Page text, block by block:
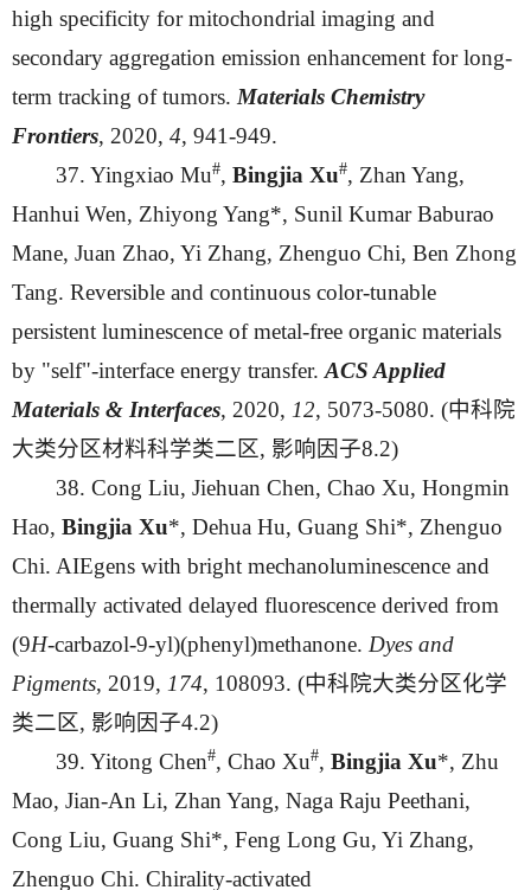
high specificity for mitochondrial imaging and
secondary aggregation emission enhancement for long-
term tracking of tumors. Materials Chemistry
Frontiers, 2020, 4, 941-949.
37. Yingxiao Mu#,Bingjia Xu#, Zhan Yang,
Hanhui Wen, Zhiyong Yang*, Sunil Kumar Baburao
Mane, Juan Zhao, Yi Zhang, Zhenguo Chi, Ben Zhong
Tang. Reversible and continuous color-tunable
persistent luminescence of metal-free organic materials
by "self"-interface energy transfer. ACS Applied
Materials & Interfaces, 2020, 12, 5073-5080. (中科院
大类分区材料科学类二区, 影响因子8.2)
38. Cong Liu, Jiehuan Chen, Chao Xu, Hongmin
Hao, Bingjia Xu*, Dehua Hu, Guang Shi*, Zhenguo
Chi. AIEgens with bright mechanoluminescence and
thermally activated delayed fluorescence derived from
(9H-carbazol-9-yl)(phenyl)methanone. Dyes and
Pigments, 2019, 174, 108093. (中科院大类分区化学
类二区, 影响因子4.2)
39. Yitong Chen#, Chao Xu#,Bingjia Xu*, Zhu
Mao, Jian-An Li, Zhan Yang, Naga Raju Peethani,
Cong Liu, Guang Shi*, Feng Long Gu, Yi Zhang,
Zhenguo Chi. Chirality-activated